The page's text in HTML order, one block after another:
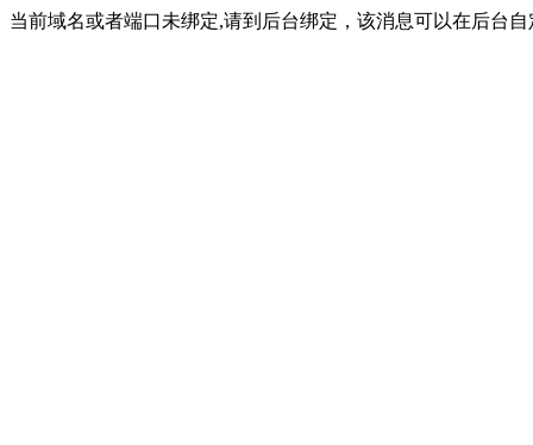
当前域名或者端口未绑定,请到后台绑定，该消息可以在后台自